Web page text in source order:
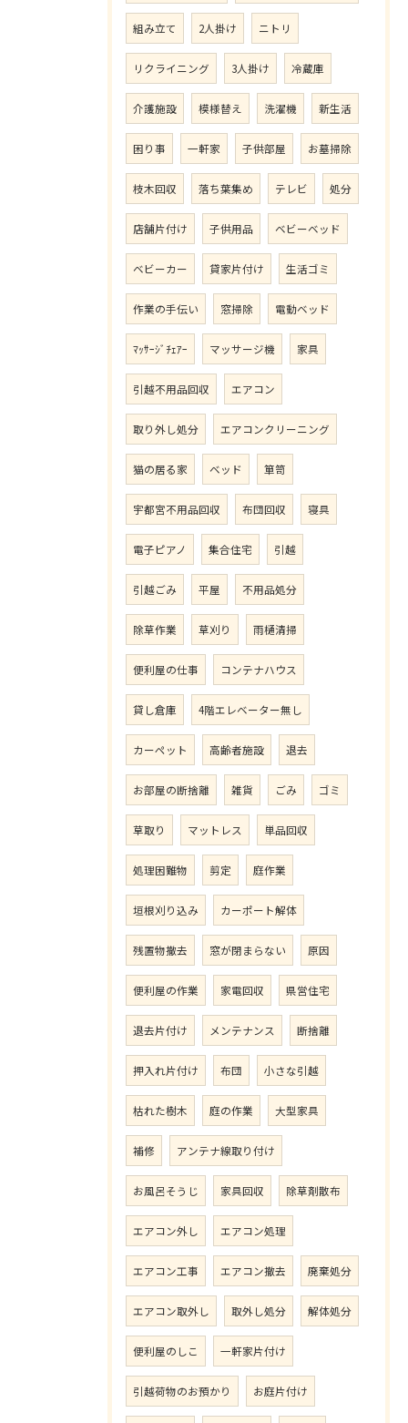
組み立て 2人掛け ニトリ
リクライニング 3人掛け 冷蔵庫
介護施設 模様替え 洗濯機 新生活
困り事 一軒家 子供部屋 お墓掃除
枝木回収 落ち葉集め テレビ 処分
店舗片付け 子供用品 ベビーベッド
ベビーカー 貸家片付け 生活ゴミ
作業の手伝い 窓掃除 電動ベッド
ﾏｯｻｰｼﾞﾁｪｱｰ マッサージ機 家具
引越不用品回収 エアコン
取り外し処分 エアコンクリーニング
猫の居る家 ベッド 箪笥
宇都宮不用品回収 布団回収 寝具
電子ピアノ 集合住宅 引越
引越ごみ 平屋 不用品処分
除草作業 草刈り 雨樋清掃
便利屋の仕事 コンテナハウス
貸し倉庫 4階エレベーター無し
カーペット 高齢者施設 退去
お部屋の断捨離 雑貨 ごみ ゴミ
草取り マットレス 単品回収
処理困難物 剪定 庭作業
垣根刈り込み カーポート解体
残置物撤去 窓が閉まらない 原因
便利屋の作業 家電回収 県営住宅
退去片付け メンテナンス 断捨離
押入れ片付け 布団 小さな引越
枯れた樹木 庭の作業 大型家具
補修 アンテナ線取り付け
お風呂そうじ 家具回収 除草剤散布
エアコン外し エアコン処理
エアコン工事 エアコン撤去 廃棄処分
エアコン取外し 取外し処分 解体処分
便利屋のしこ 一軒家片付け
引越荷物のお預かり お庭片付け